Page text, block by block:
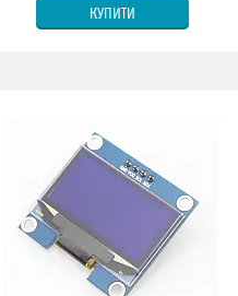
КУПИТИ